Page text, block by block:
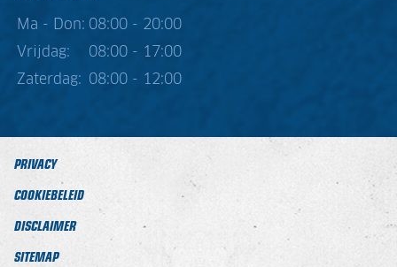
Ma - Don: 08:00 - 20:00
Vrijdag:
08:00 - 17:00
Zaterdag:
08:00 - 12:00
PRIVACY
COOKIEBELEID
DISCLAIMER
SITEMAP